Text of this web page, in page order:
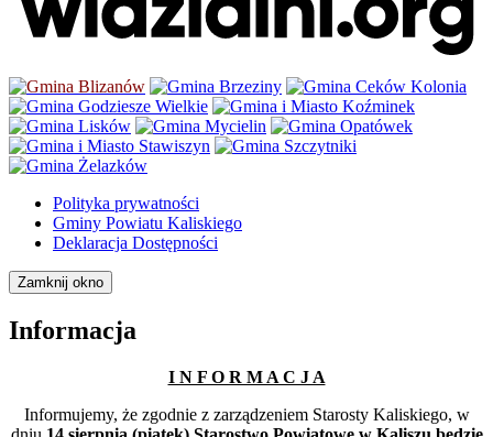
Polityka prywatności
Gminy Powiatu Kaliskiego
Deklaracja Dostępności
Zamknij okno
Informacja
I N F O R M A C J A
Informujemy, że zgodnie z zarządzeniem Starosty Kaliskiego, w